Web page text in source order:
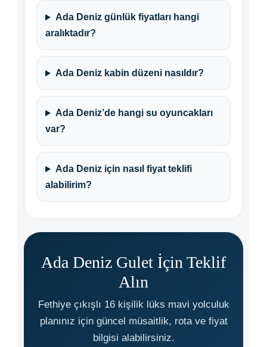
Ada Deniz günlük fiyatları hangi
aralıktadır?
Ada Deniz kabin düzeni nasıldır?
Ada Deniz’de hangi su oyuncakları
var?
Ada Deniz için nasıl fiyat teklifi
alabilirim?
Ada Deniz Gulet İçin Teklif
Alın
Fethiye çıkışlı 16 kişilik lüks mavi yolculuk
planınız için güncel müsaitlik, rota ve fiyat
bilgisi alabilirsiniz.